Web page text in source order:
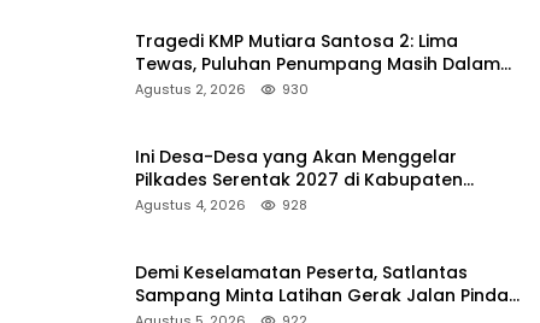
Tragedi KMP Mutiara Santosa 2: Lima
Tewas, Puluhan Penumpang Masih Dalam
Pencarian
Agustus 2, 2026 930
Ini Desa-Desa yang Akan Menggelar
Pilkades Serentak 2027 di Kabupaten
Sumenep
Agustus 4, 2026 928
Demi Keselamatan Peserta, Satlantas
Sampang Minta Latihan Gerak Jalan Pindah
ke Lokasi Aman